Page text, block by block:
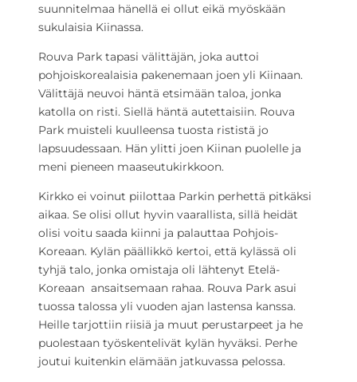
suunnitelmaa hänellä ei ollut eikä myöskään
sukulaisia Kiinassa.
Rouva Park tapasi välittäjän, joka auttoi
pohjoiskorealaisia pakenemaan joen yli Kiinaan.
Välittäjä neuvoi häntä etsimään taloa, jonka
katolla on risti. Siellä häntä autettaisiin. Rouva
Park muisteli kuulleensa tuosta rististä jo
lapsuudessaan. Hän ylitti joen Kiinan puolelle ja
meni pieneen maaseutukirkkoon.
Kirkko ei voinut piilottaa Parkin perhettä pitkäksi
aikaa. Se olisi ollut hyvin vaarallista, sillä heidät
olisi voitu saada kiinni ja palauttaa Pohjois-
Koreaan. Kylän päällikkö kertoi, että kylässä oli
tyhjä talo, jonka omistaja oli lähtenyt Etelä-
Koreaan ansaitsemaan rahaa. Rouva Park asui
tuossa talossa yli vuoden ajan lastensa kanssa.
Heille tarjottiin riisiä ja muut perustarpeet ja he
puolestaan työskentelivät kylän hyväksi. Perhe
joutui kuitenkin elämään jatkuvassa pelossa.